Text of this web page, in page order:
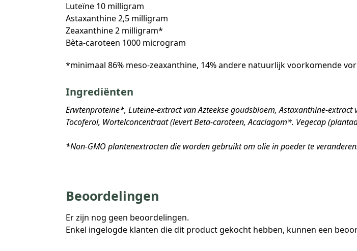
Luteïne 10 milligram
Astaxanthine 2,5 milligram
Zeaxanthine 2 milligram*
Bèta-caroteen 1000 microgram
*minimaal 86% meso-zeaxanthine, 14% andere natuurlijk voorkomende
Ingrediënten
Erwtenproteïne*, Luteïne-extract van Azteekse goudsbloem, Astaxanthine-
Tocoferol, Wortelconcentraat (levert Beta-caroteen, Acaciagom*. Vegecap
*Non-GMO plantenextracten die worden gebruikt om olie in poeder te
Beoordelingen
Er zijn nog geen beoordelingen.
Enkel ingelogde klanten die dit product gekocht hebben, kunnen een